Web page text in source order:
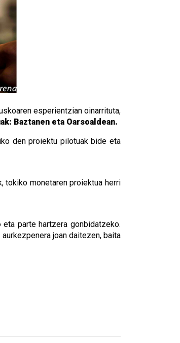
esperientzian oinarrituta,
Baztanen eta Oarsoaldean.
den proiektu pilotuak bide eta
tokiko monetaren proiektua herri
parte hartzera gonbidatzeko.
joan daitezen, baita